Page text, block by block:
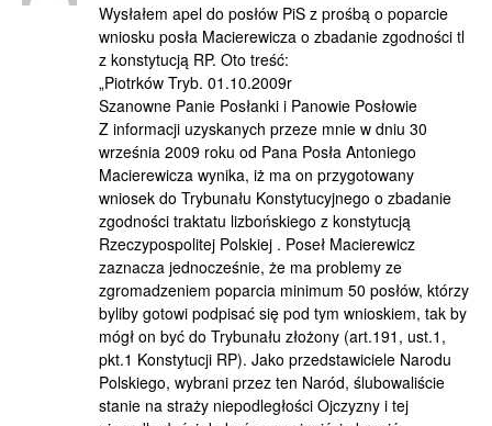
Wysłałem apel do posłów PiS z prośbą o poparcie
wniosku posła Macierewicza o zbadanie zgodności tl
z konstytucją RP. Oto treść:
„Piotrków Tryb. 01.10.2009r
Szanowne Panie Posłanki i Panowie Posłowie
Z informacji uzyskanych przeze mnie w dniu 30
września 2009 roku od Pana Posła Antoniego
Macierewicza wynika, iż ma on przygotowany
wniosek do Trybunału Konstytucyjnego o zbadanie
zgodności traktatu lizbońskiego z konstytucją
Rzeczypospolitej Polskiej . Poseł Macierewicz
zaznacza jednocześnie, że ma problemy ze
zgromadzeniem poparcia minimum 50 posłów, którzy
byliby gotowi podpisać się pod tym wnioskiem, tak by
mógł on być do Trybunału złożony (art.191, ust.1,
pkt.1 Konstytucji RP). Jako przedstawiciele Narodu
Polskiego, wybrani przez ten Naród, ślubowaliście
stanie na straży niepodległości Ojczyzny i tej